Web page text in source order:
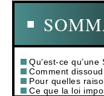
Qu’est-ce qu’une
Comment
Pour quelles
Ce que la loi